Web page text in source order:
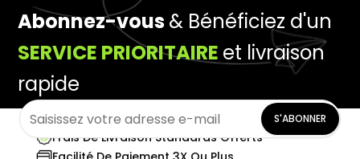
Abonnez-vous& Bénéficiez d'un
SERVICE PRIORITAIRE et livraison
rapide
S'ABONNER
Frais De Livraison Standards Offerts